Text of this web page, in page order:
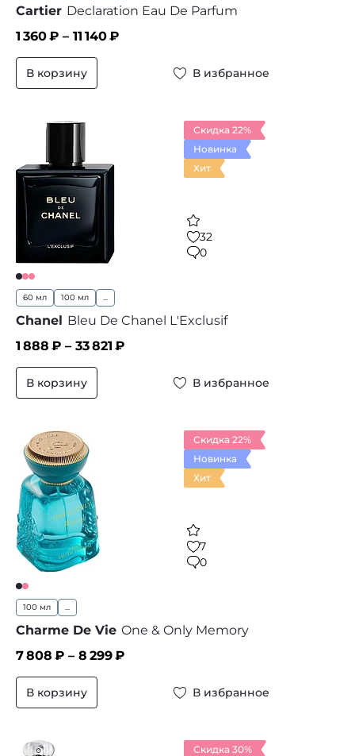
Cartier Declaration Eau De Parfum
1 360₽ – 11 140₽
В корзину В избранное
Скидка 22%
Новинка
Хит
32
0
60 мл 100 мл ...
Chanel Bleu De Chanel L'Exclusif
1 888 ₽ – 33 821 ₽
В корзину В избранное
Скидка 22%
Новинка
Хит
7
0
100 мл ...
Charme De Vie One & Only Memory
7 808 ₽ – 8 299₽
В корзину В избранное
Скидка 30%